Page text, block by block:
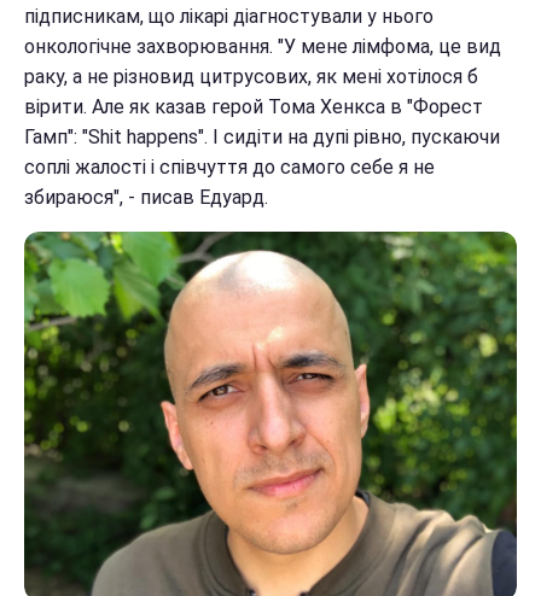
підписникам, що лікарі діагностували у нього
онкологічне захворювання. "У мене лімфома, це вид
раку, а не різновид цитрусових, як мені хотілося б
вірити. Але як казав герой Тома Хенкса в "Форест
Гамп": "Shit happens". І сидіти на дупі рівно, пускаючи
соплі жалості і співчуття до самого себе я не
збираюся", - писав Едуард.